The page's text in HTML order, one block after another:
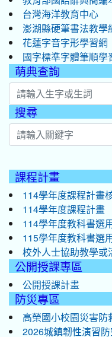
台灣海洋教育中心
澎湖縣硬筆書法教學
花蓮字音字形學習網
國字標準字體筆順學
萌典查詢
搜尋
課程計畫
114學年度課程計畫
114學年度課程計畫
114學年度教科書選
115學年度教科書選
校外人士協助教學或
公開授課專區
公開授課計畫
防災專區
高榮國小校園災害防
2026城鎮韌性演習